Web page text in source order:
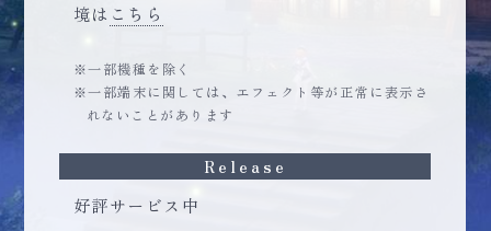
境は こちら
一部機種を除く
一部端末に関しては、エフェクト等が正常に表示さ
れないことがあります
Release
好評サービス中